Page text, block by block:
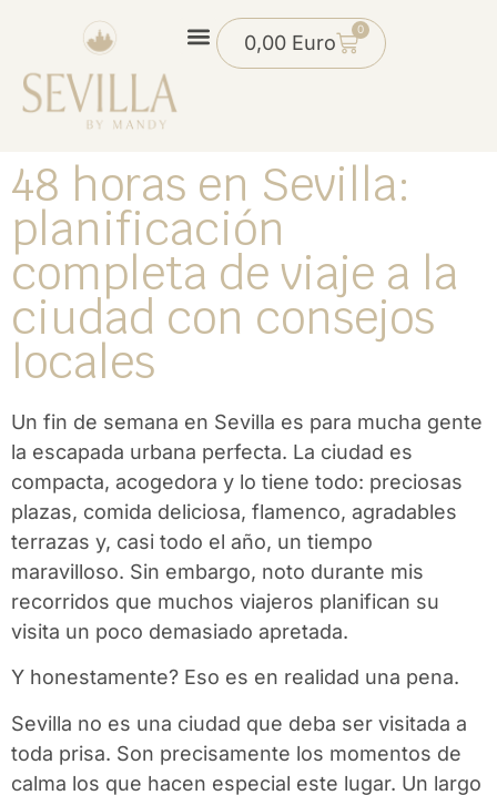
0,00 Euro
0
48 horas en Sevilla:
planificación
completa de viaje a la
ciudad con consejos
locales
Un fin de semana en Sevilla es para mucha gente
la escapada urbana perfecta. La ciudad es
compacta, acogedora y lo tiene todo: preciosas
plazas, comida deliciosa, flamenco, agradables
terrazas y, casi todo el año, un tiempo
maravilloso. Sin embargo, noto durante mis
recorridos que muchos viajeros planifican su
visita un poco demasiado apretada.
Y honestamente? Eso es en realidad una pena.
Sevilla no es una ciudad que deba ser visitada a
toda prisa. Son precisamente los momentos de
calma los que hacen especial este lugar. Un largo